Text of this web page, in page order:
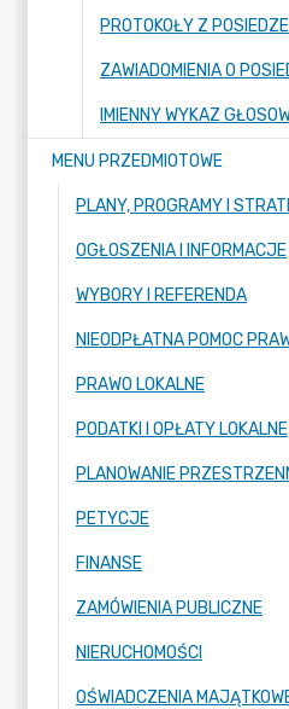
MENU PRZEDMIOTOWE
OGŁOSZENIA I INFORMACJE
WYBORY I REFERENDA
NIEODPŁATNA POMOC
PRAWO LOKALNE
PODATKI I OPŁATY LOKALNE
PLANOWANIE
PETYCJE
FINANSE
ZAMÓWIENIA PUBLICZNE
NIERUCHOMOŚCI
OŚWIADCZENIA